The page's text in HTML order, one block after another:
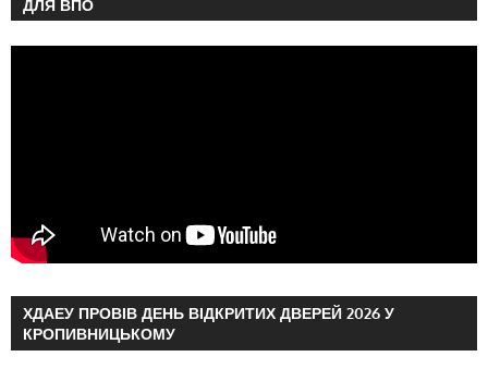
ДЛЯ ВПО
ХДАЕУ ПРОВІВ ДЕНЬ ВІДКРИТИХ ДВЕРЕЙ 2026 У
КРОПИВНИЦЬКОМУ